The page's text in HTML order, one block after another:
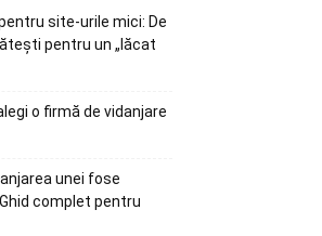
site-urile mici: De
pentru un „lăcat
o firmă de vidanjare
unei fose
complet pentru